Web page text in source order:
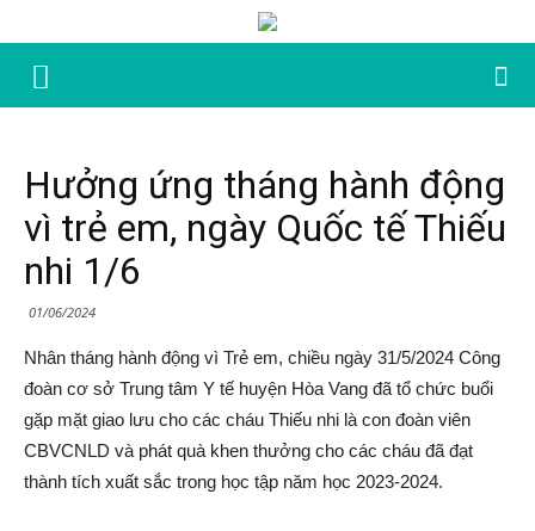
Hưởng ứng tháng hành động
vì trẻ em, ngày Quốc tế Thiếu
nhi 1/6
01/06/2024
Nhân tháng hành động vì Trẻ em, chiều ngày 31/5/2024 Công
đoàn cơ sở Trung tâm Y tế huyện Hòa Vang đã tổ chức buổi
gặp mặt giao lưu cho các cháu Thiếu nhi là con đoàn viên
CBVCNLD và phát quà khen thưởng cho các cháu đã đạt
thành tích xuất sắc trong học tập năm học 2023-2024.